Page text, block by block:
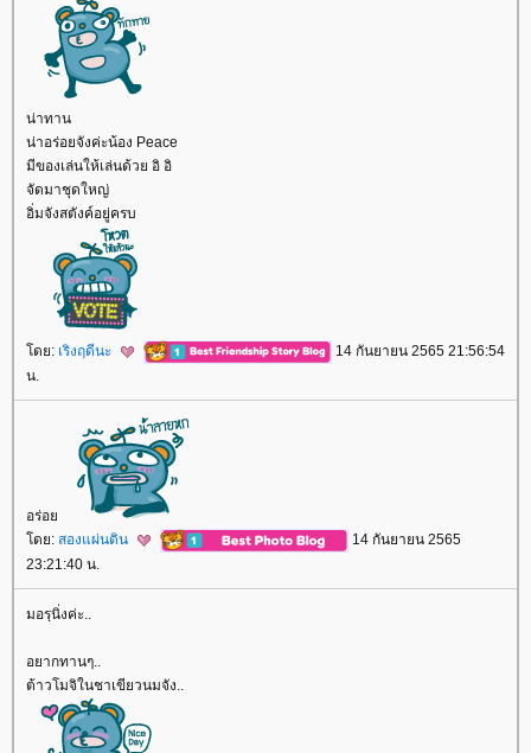
น่าทาน
น่าอร่อยจังค่ะน้อง Peace
มีของเล่นให้เล่นด้วย อิ อิ
จัดมาชุดใหญ่
อิ่มจังสตังค์อยู่ครบ
ดย: เริงฤดีนะ
14 กันยายน 2565 21:56:54
น.
อร่อ
ดย: สองแผ่นดิน
14 กันยายน 2565
23:21:40 น.
มอรฺนิ่งค่ะ..
อยากทานๆ..
ต้าวโมจิในชาเขียวนมจัง..